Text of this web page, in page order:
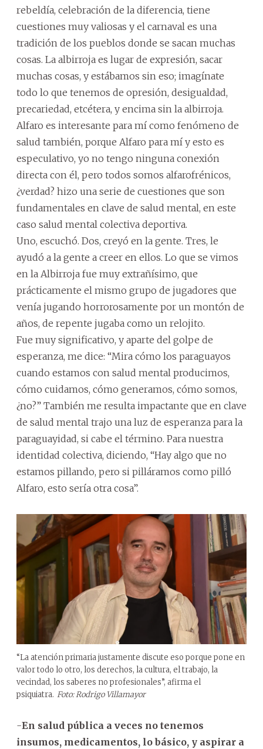
rebeldía, celebración de la diferencia, tiene
cuestiones muy valiosas y el carnaval es una
tradición de los pueblos donde se sacan muchas
cosas. La albirroja es lugar de expresión, sacar
muchas cosas, y estábamos sin eso; imagínate
todo lo que tenemos de opresión, desigualdad,
precariedad, etcétera, y encima sin la albirroja.
Alfaro es interesante para mí como fenómeno de
salud también, porque Alfaro para mí y esto es
especulativo, yo no tengo ninguna conexión
directa con él, pero todos somos alfarofrénicos,
¿verdad? hizo una serie de cuestiones que son
fundamentales en clave de salud mental, en este
caso salud mental colectiva deportiva.
Uno, escuchó. Dos, creyó en la gente. Tres, le
ayudó a la gente a creer en ellos. Lo que se vimos
en la Albirroja fue muy extrañísimo, que
prácticamente el mismo grupo de jugadores que
venía jugando horrorosamente por un montón de
años, de repente jugaba como un relojito.
Fue muy significativo, y aparte del golpe de
esperanza, me dice: “Mira cómo los paraguayos
cuando estamos con salud mental producimos,
cómo cuidamos, cómo generamos, cómo somos,
¿no?” También me resulta impactante que en clave
de salud mental trajo una luz de esperanza para la
paraguayidad, si cabe el término. Para nuestra
identidad colectiva, diciendo, “Hay algo que no
estamos pillando, pero si pilláramos como pilló
Alfaro, esto sería otra cosa”.
“La atención primaria justamente discute eso porque pone en
valor todo lo otro, los derechos, la cultura, el trabajo, la
vecindad, los saberes no profesionales”, afirma el
psiquiatra. Foto: Rodrigo Villamayor
-En salud pública a veces no tenemos
insumos, medicamentos, lo básico, y aspirar a